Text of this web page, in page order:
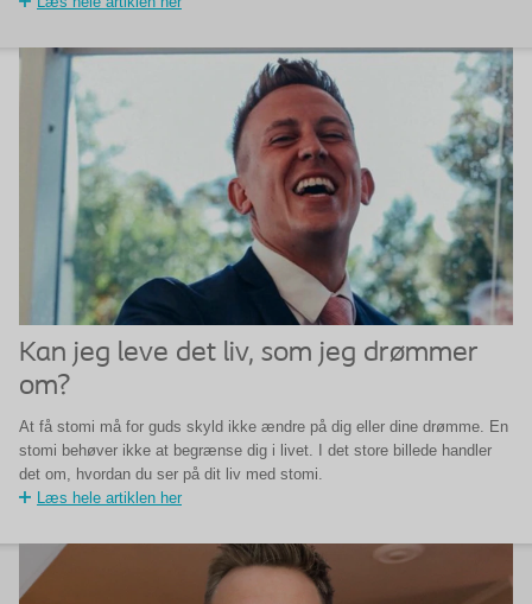
Kan jeg leve det liv, som jeg drømmer
om?
At få stomi må for guds skyld ikke ændre på dig eller dine drømme. En
stomi behøver ikke at begrænse dig i livet. I det store billede handler
det om, hvordan du ser på dit liv med stomi.
Læs hele artiklen her